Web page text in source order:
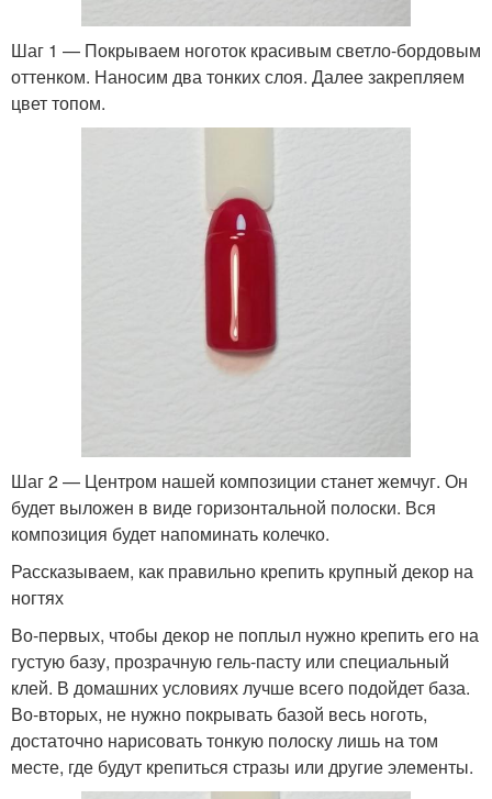
Шаг 1 — Покрываем ноготок красивым светло-бордовым
оттенком. Наносим два тонких слоя. Далее закрепляем
цвет топом.
Шаг 2 — Центром нашей композиции станет жемчуг. Он
будет выложен в виде горизонтальной полоски. Вся
композиция будет напоминать колечко.
Рассказываем, как правильно крепить крупный декор на
ногтях
Во-первых, чтобы декор не поплыл нужно крепить его на
густую базу, прозрачную гель-пасту или специальный
клей. В домашних условиях лучше всего подойдет база.
Во-вторых, не нужно покрывать базой весь ноготь,
достаточно нарисовать тонкую полоску лишь на том
месте, где будут крепиться стразы или другие элементы.